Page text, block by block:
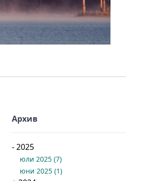
Архив
-2025
юли 2025 (7)
юни 2025 (1)